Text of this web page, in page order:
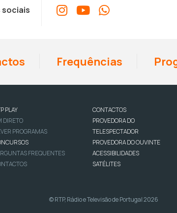
sociais
Frequências
PLAY
DIRETO
PROGRAMAS
FREQUENTES
CONTACTOS
PROVEDORA DO
TELESPECTADOR
PROVEDORA DO OUVINTE
ACESSIBILIDADES
SATÉLITES
© RTP, Rádio e Televisão de Portugal 2026